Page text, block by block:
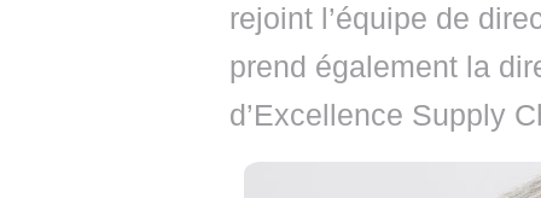
rejoint l’équipe de
prend également la
d’Excellence Supply